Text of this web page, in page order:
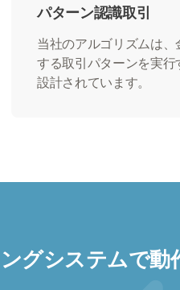
パターン認識取引
当社のアルゴリズムは
する取引パターンを実行
設計されています。
グシステムで動